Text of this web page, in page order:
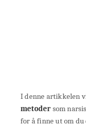
I denne artikkelen
metoder som
for å finne ut om du